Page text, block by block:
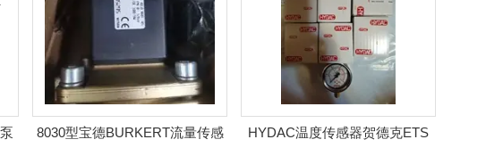
8030型宝德BURKERT流量传感
HYDAC温度传感器贺德克ETS